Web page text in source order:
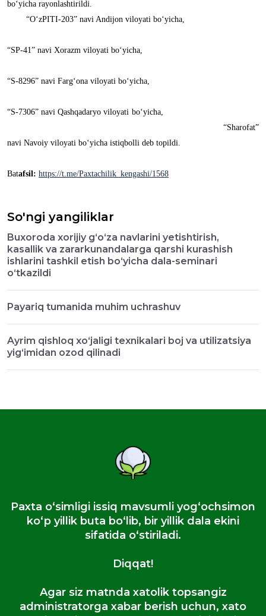
bo‘yicha rayonlashtirildi.
“O‘zPITI-203” navi Andijon viloyati bo‘yicha,
“SP-41” navi Xorazm viloyati bo‘yicha,
“S-8296” navi Farg‘ona viloyati bo‘yicha,
“S-7306” navi Qashqadaryo viloyati bo‘yicha,
“Sharofat”
navi Navoiy viloyati bo‘yicha istiqbolli deb topildi.
Batafsil: https://t.me/Paxtachilik_kengashi/1568
So'ngi yangiliklar
Buxoroda xorijiy g‘o‘za navlarini yetishtirish,
kasallik va zararkunandalarga qarshi kurashish
ishlarini tashkil etish bo‘yicha dala-seminari
o‘tkazildi
Payariq tumanida muhim uchrashuv
Ayrim qishloq xo‘jaligi texnikalari boj va utilizatsiya
yig‘imidan ozod qilinadi
Paxta oʻsimligi issiq mavsumli yogʻochsimon
koʻp yillik buta boʻlib, bir yillik dala ekini
sifatida oʻstiriladi.
Diqqat!
Agar siz matnda xatolik topsangiz
administratorga xabar berish uchun, xato